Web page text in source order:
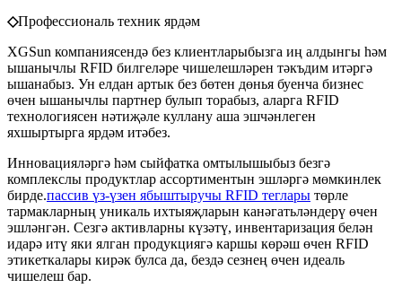
◇Профессиональ техник ярдәм
XGSun компаниясендә без клиентларыбызга иң алдынгы һәм
ышанычлы RFID билгеләре чишелешләрен тәкъдим итәргә
ышанабыз. Ун елдан артык без бөтен дөнья буенча бизнес
өчен ышанычлы партнер булып торабыз, аларга RFID
технологиясен нәтиҗәле куллану аша эшчәнлеген
яхшыртырга ярдәм итәбез.
Инновацияләргә һәм сыйфатка омтылышыбыз безгә
комплекслы продуктлар ассортиментын эшләргә мөмкинлек
бирде.пассив үз-үзен ябыштыручы RFID теглары төрле
тармакларның уникаль ихтыяҗларын канәгатьләндерү өчен
эшләнгән. Сезгә активларны күзәтү, инвентаризация белән
идарә итү яки ялган продукциягә каршы көрәш өчен RFID
этикеткалары кирәк булса да, бездә сезнең өчен идеаль
чишелеш бар.